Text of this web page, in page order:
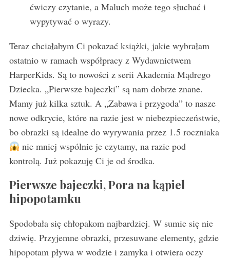
ćwiczy czytanie, a Maluch może tego słuchać i
wypytywać o wyrazy.
Teraz chciałabym Ci pokazać książki, jakie wybrałam
ostatnio w ramach współpracy z Wydawnictwem
HarperKids. Są to nowości z serii Akademia Mądrego
Dziecka. „Pierwsze bajeczki” są nam dobrze znane.
Mamy już kilka sztuk. A „Zabawa i przygoda” to nasze
nowe odkrycie, które na razie jest w niebezpieczeństwie,
bo obrazki są idealne do wyrywania przez 1.5 roczniaka
nie mniej wspólnie je czytamy, na razie pod
kontrolą. Już pokazuję Ci je od środka.
Pierwsze bajeczki, Pora na kąpiel
hipopotamku
Spodobała się chłopakom najbardziej. W sumie się nie
dziwię. Przyjemne obrazki, przesuwane elementy, gdzie
hipopotam pływa w wodzie i zamyka i otwiera oczy
S
a
r
h
f
o